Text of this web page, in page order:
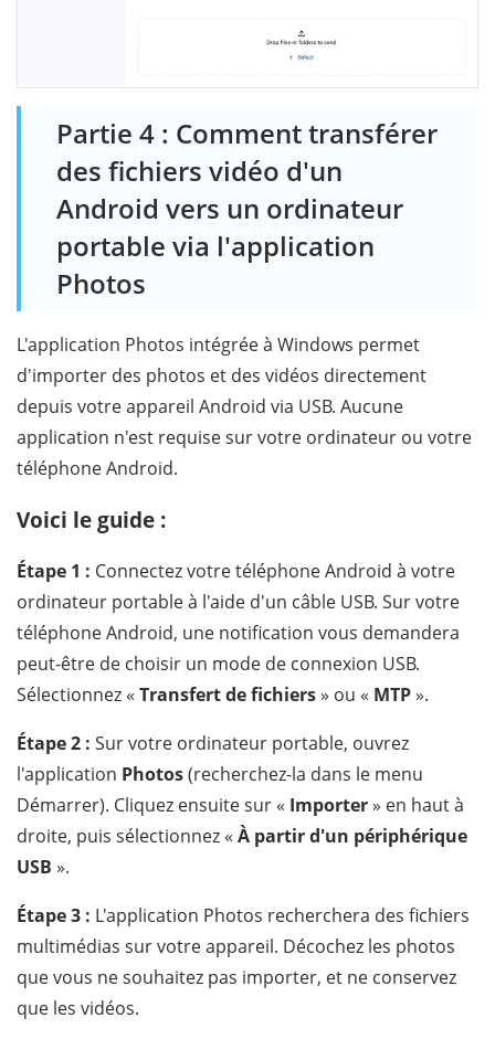
Partie 4 : Comment transférer
des fichiers vidéo d'un
Android vers un ordinateur
portable via l'application
Photos
L'application Photos intégrée à Windows permet
d'importer des photos et des vidéos directement
depuis votre appareil Android via USB. Aucune
application n'est requise sur votre ordinateur ou votre
téléphone Android.
Voici le guide :
Étape 1 : Connectez votre téléphone Android à votre
ordinateur portable à l'aide d'un câble USB. Sur votre
téléphone Android, une notification vous demandera
peut-être de choisir un mode de connexion USB.
Sélectionnez « Transfert de fichiers» ou « MTP».
Étape 2 : Sur votre ordinateur portable, ouvrez
l'application Photos(recherchez-la dans le menu
Démarrer). Cliquez ensuite sur « Importer» en haut à
droite, puis sélectionnez « À partir d'un périphérique
USB ».
Étape 3 : L'application Photos recherchera des fichiers
multimédias sur votre appareil. Décochez les photos
que vous ne souhaitez pas importer, et ne conservez
que les vidéos.